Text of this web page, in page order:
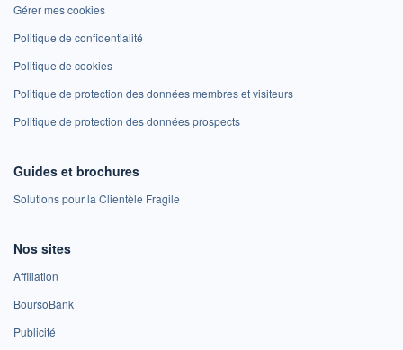
Gérer mes cookies
Politique de confidentialité
Politique de cookies
Politique de protection des données membres et visiteurs
Politique de protection des données prospects
Guides et brochures
Solutions pour la Clientèle Fragile
Nos sites
Affiliation
BoursoBank
Publicité